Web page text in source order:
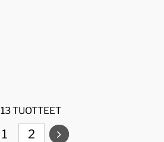
13 TUOTTEET
1 2